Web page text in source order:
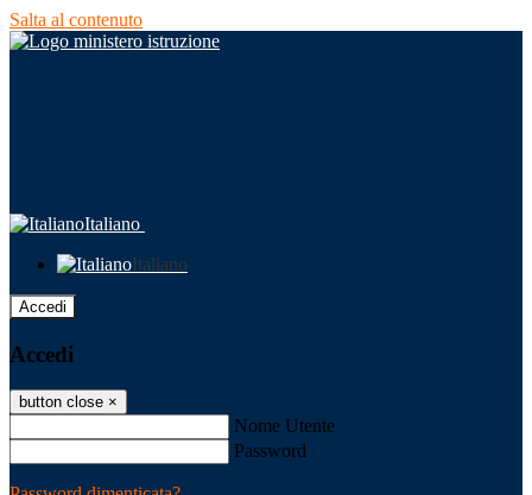
Salta al contenuto
Italiano
Italiano
Accedi
Accedi
button close ×
Nome Utente
Password